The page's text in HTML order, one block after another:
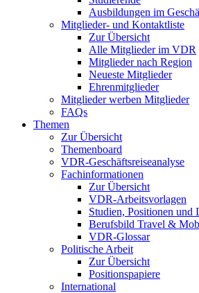
Ausbildungen im
Mitglieder- und Kontaktliste
Zur Übersicht
Alle Mitglieder im VDR
Mitglieder nach Region
Neueste Mitglieder
Ehrenmitglieder
Mitglieder werben Mitglieder
FAQs
Themen
Zur Übersicht
Themenboard
VDR-Geschäftsreiseanalyse
Fachinformationen
Zur Übersicht
VDR-Arbeitsvorlagen
Studien, Positionen und
Berufsbild Travel &
VDR-Glossar
Politische Arbeit
Zur Übersicht
Positionspapiere
International